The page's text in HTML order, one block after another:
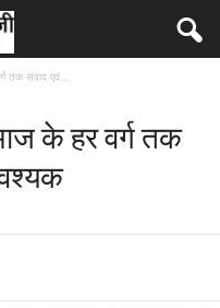
तक संवाद एवं...
के हर वर्ग तक